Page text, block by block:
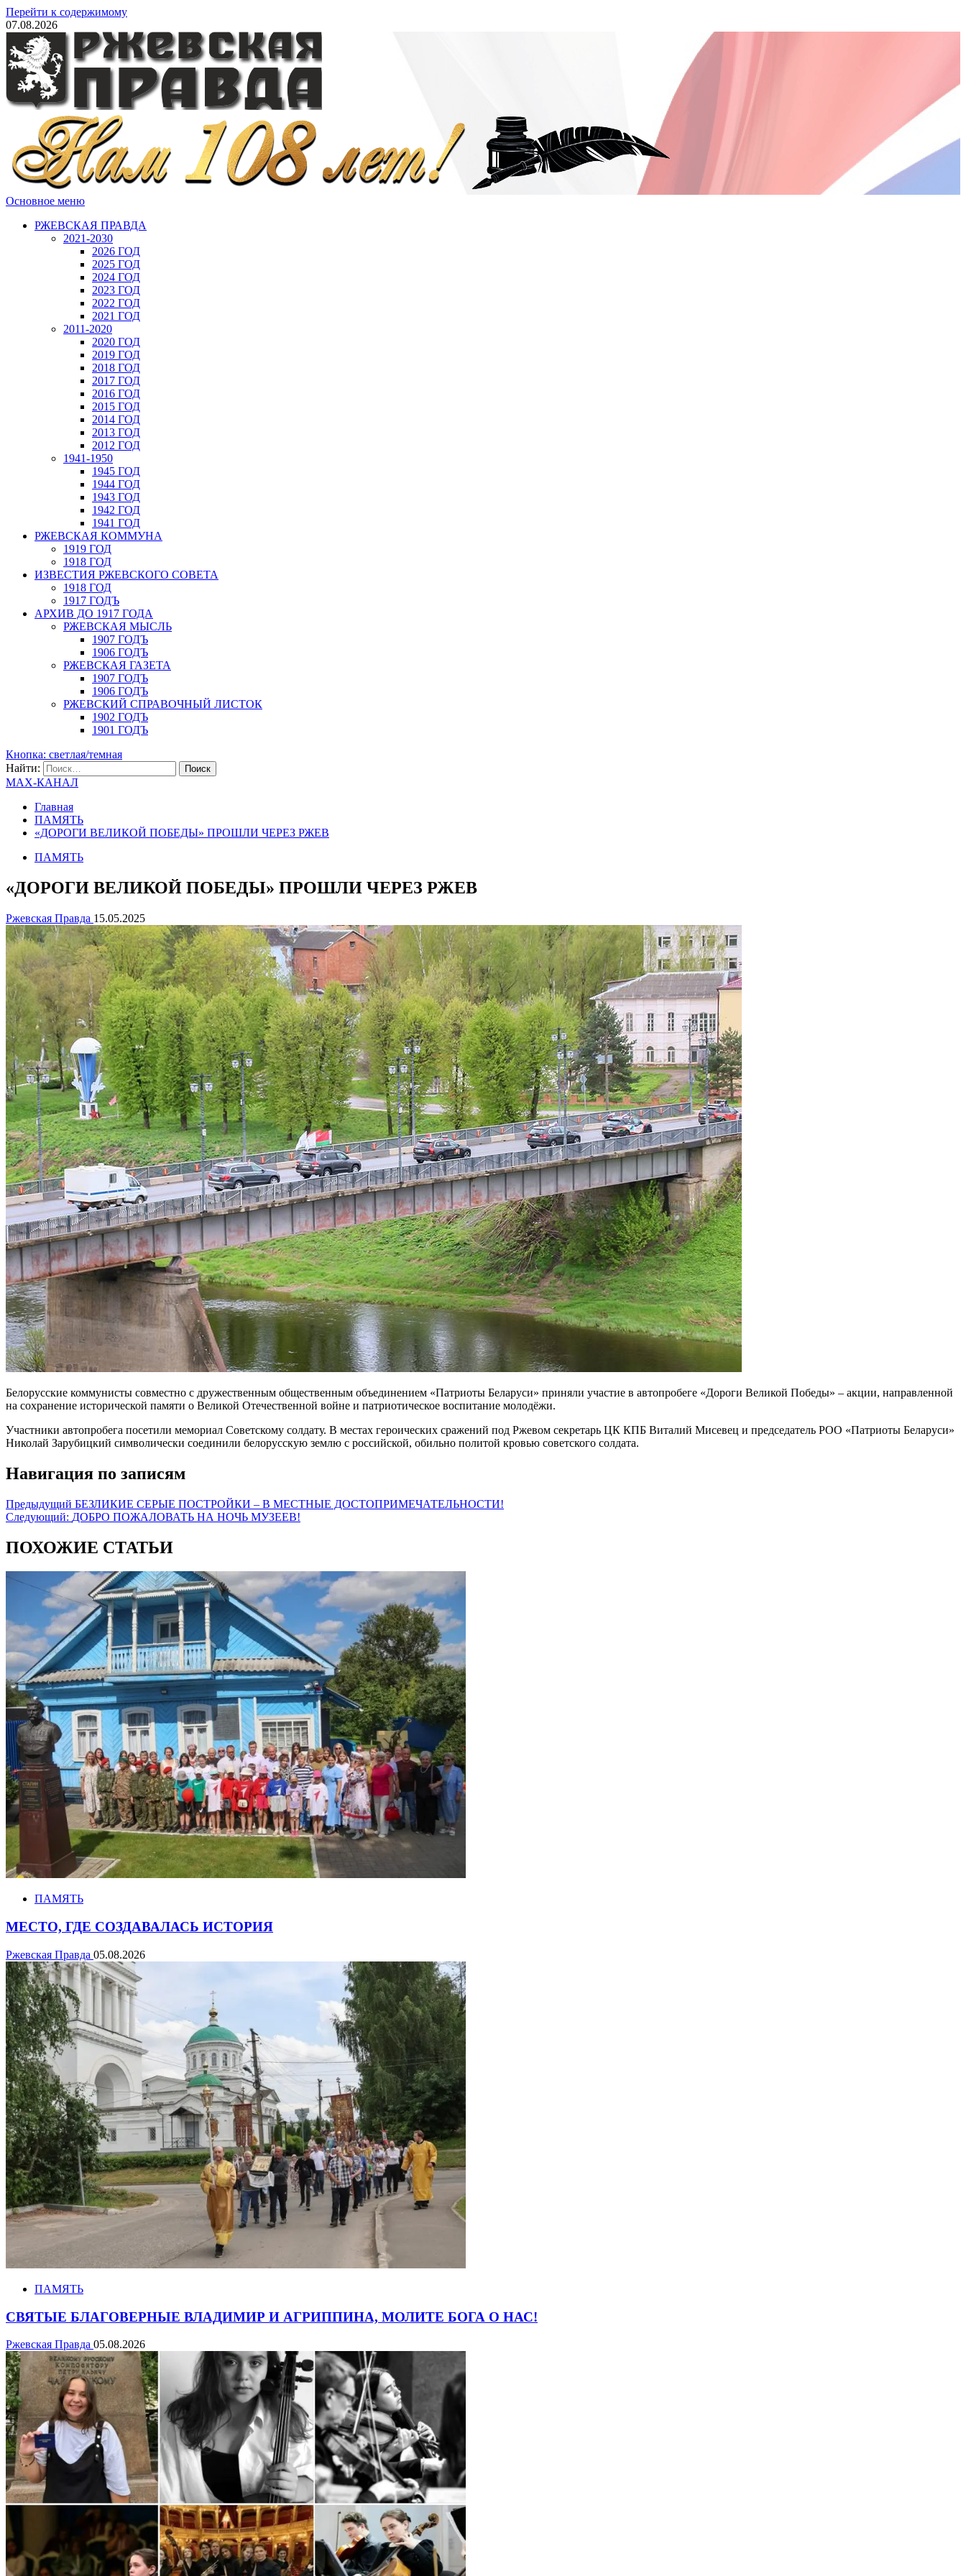
Перейти к содержимому
07.08.2026
Основное меню
РЖЕВСКАЯ ПРАВДА
2021-2030
2026 ГОД
2025 ГОД
2024 ГОД
2023 ГОД
2022 ГОД
2021 ГОД
2011-2020
2020 ГОД
2019 ГОД
2018 ГОД
2017 ГОД
2016 ГОД
2015 ГОД
2014 ГОД
2013 ГОД
2012 ГОД
1941-1950
1945 ГОД
1944 ГОД
1943 ГОД
1942 ГОД
1941 ГОД
РЖЕВСКАЯ КОММУНА
1919 ГОД
1918 ГОД
ИЗВЕСТИЯ РЖЕВСКОГО СОВЕТА
1918 ГОД
1917 ГОДЪ
АРХИВ ДО 1917 ГОДА
РЖЕВСКАЯ МЫСЛЬ
1907 ГОДЪ
1906 ГОДЪ
РЖЕВСКАЯ ГАЗЕТА
1907 ГОДЪ
1906 ГОДЪ
РЖЕВСКИЙ СПРАВОЧНЫЙ ЛИСТОК
1902 ГОДЪ
1901 ГОДЪ
Кнопка: светлая/темная
Найти:
MAX-КАНАЛ
Главная
ПАМЯТЬ
«ДОРОГИ ВЕЛИКОЙ ПОБЕДЫ» ПРОШЛИ ЧЕРЕЗ РЖЕВ
ПАМЯТЬ
«ДОРОГИ ВЕЛИКОЙ ПОБЕДЫ» ПРОШЛИ ЧЕРЕЗ РЖЕВ
Ржевская Правда 15.05.2025
Белорусские коммунисты совместно с дружественным общественным объединением «Патриоты Беларуси» приняли участие в автопробеге «Дороги Великой Победы» – акции, направленной
на сохранение исторической памяти о Великой Отечественной войне и патриотическое воспитание молодёжи.
Участники автопробега посетили мемориал Советскому солдату. В местах героических сражений под Ржевом секретарь ЦК КПБ Виталий Мисевец и председатель РОО «Патриоты Беларуси»
Николай Зарубицкий символически соединили белорусскую землю с российской, обильно политой кровью советского солдата.
Навигация по записям
Предыдущий БЕЗЛИКИЕ СЕРЫЕ ПОСТРОЙКИ – В МЕСТНЫЕ ДОСТОПРИМЕЧАТЕЛЬНОСТИ!
Следующий: ДОБРО ПОЖАЛОВАТЬ НА НОЧЬ МУЗЕЕВ!
ПОХОЖИЕ СТАТЬИ
ПАМЯТЬ
МЕСТО, ГДЕ СОЗДАВАЛАСЬ ИСТОРИЯ
Ржевская Правда 05.08.2026
ПАМЯТЬ
СВЯТЫЕ БЛАГОВЕРНЫЕ ВЛАДИМИР И АГРИППИНА, МОЛИТЕ БОГА О НАС!
Ржевская Правда 05.08.2026